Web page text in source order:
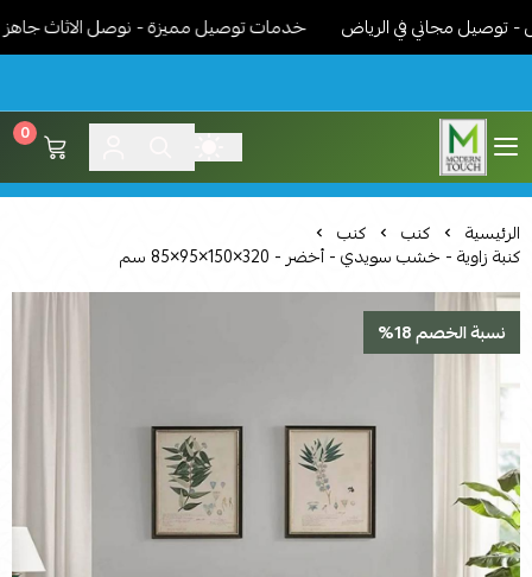
مجاني في الرياض خدمات توصيل مميزة - نوصل الاثاث جاهز
اثاث مودرن لمسة عصرية
0
الرئيسية كنب كنب
كنبة زاوية - خشب سويدي - أخضر - 320×150×95×85 سم
نسبة الخصم 18%